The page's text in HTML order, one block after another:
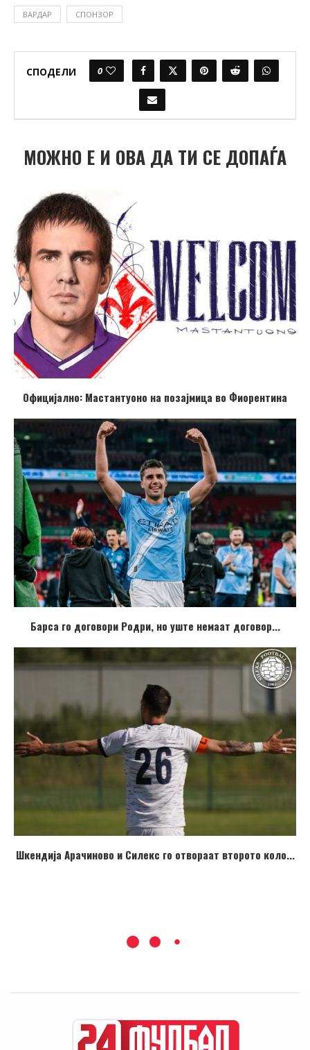
ВАРДАР СПОНЗОР
СПОДЕЛИ 0
МОЖНО Е И ОВА ДА ТИ СЕ ДОПАЃА
Официјално: Мастантуоно на позајмица во Фиорентина
Барса го договори Родри, но уште немаат договор...
Шкендија Арачиново и Силекс го отвораат второто коло...